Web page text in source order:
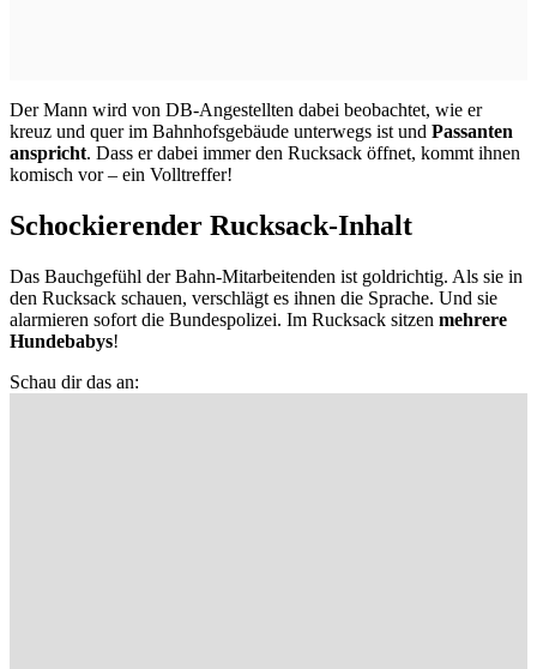
Der Mann wird von DB-Angestellten dabei beobachtet, wie er
kreuz und quer im Bahnhofsgebäude unterwegs ist und Passanten
anspricht. Dass er dabei immer den Rucksack öffnet, kommt ihnen
komisch vor – ein Volltreffer!
Schockierender Rucksack-Inhalt
Das Bauchgefühl der Bahn-Mitarbeitenden ist goldrichtig. Als sie in
den Rucksack schauen, verschlägt es ihnen die Sprache. Und sie
alarmieren sofort die Bundespolizei. Im Rucksack sitzen mehrere
Hundebabys!
Schau dir das an: